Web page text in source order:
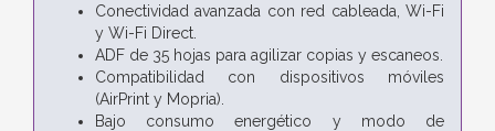
Conectividad avanzada con red cableada, Wi-Fi
y Wi-Fi Direct.
ADF de 35 hojas para agilizar copias y escaneos.
Compatibilidad con dispositivos móviles
(AirPrint y Mopria).
Bajo consumo energético y modo de